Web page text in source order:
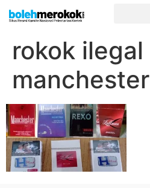
rokok ilegal
manchester